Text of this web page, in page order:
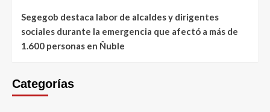
Segegob destaca labor de alcaldes y dirigentes
sociales durante la emergencia que afectó a más de
1.600 personas en Ñuble
Categorías